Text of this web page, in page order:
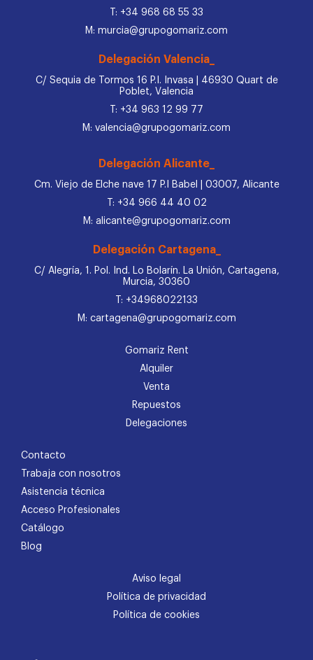
T: +34 968 68 55 33
M: murcia@grupogomariz.com
Delegación Valencia_
C/ Sequia de Tormos 16 P.I. Invasa | 46930 Quart de
Poblet, Valencia
T: +34 963 12 99 77
M: valencia@grupogomariz.com
Delegación Alicante_
Cm. Viejo de Elche nave 17 P.I Babel | 03007, Alicante
T: +34 966 44 40 02
M: alicante@grupogomariz.com
Delegación Cartagena_
C/ Alegría, 1. Pol. Ind. Lo Bolarín. La Unión, Cartagena,
Murcia, 30360
T: +34968022133
M: cartagena@grupogomariz.com
Gomariz Rent
Alquiler
Venta
Repuestos
Delegaciones
Contacto
Trabaja con nosotros
Asistencia técnica
Acceso Profesionales
Catálogo
Blog
Aviso legal
Política de privacidad
Política de cookies